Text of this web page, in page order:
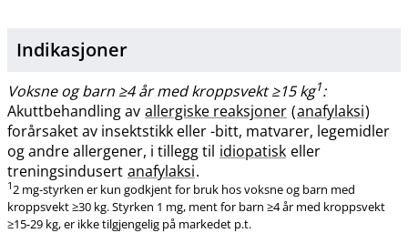
Indikasjoner
Voksne og barn ≥4 år med kroppsvekt ≥15 kg1:
Akuttbehandling av allergiske reaksjoner (anafylaksi)
forårsaket av insektstikk eller -bitt, matvarer, legemidler
og andre allergener, i tillegg til idiopatisk eller
treningsindusert anafylaksi.
12 mg-styrken er kun godkjent for bruk hos voksne og barn med
kroppsvekt ≥30 kg. Styrken 1 mg, ment for barn ≥4 år med kroppsvekt
≥15-29 kg, er ikke tilgjengelig på markedet p.t.